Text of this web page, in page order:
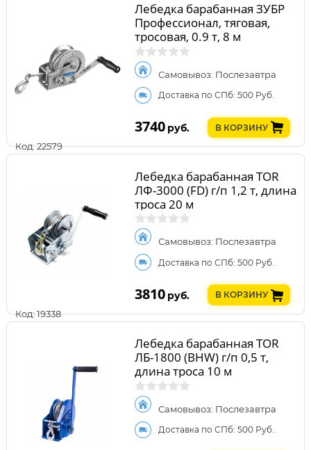
Код: 22579
Лебедка барабанная ЗУБР
Профессионал, тяговая,
тросовая, 0.9 т, 8 м
Самовывоз: Послезавтра
Доставка по СПб: 500 Руб.
3740 руб. В КОРЗИНУ
Код: 19338
Лебедка барабанная TOR
ЛФ-3000 (FD) г/п 1,2 т, длина
троса 20 м
Самовывоз: Послезавтра
Доставка по СПб: 500 Руб.
3810 руб. В КОРЗИНУ
Лебедка барабанная TOR
ЛБ-1800 (BHW) г/п 0,5 т,
длина троса 10 м
Самовывоз: Послезавтра
Доставка по СПб: 500 Руб.